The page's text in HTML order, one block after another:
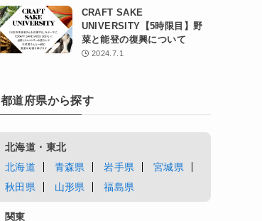
CRAFT SAKE
UNIVERSITY【5時限目】野
菜と能登の復興について
2024.7.1
都道府県から探す
北海道・東北
北海道
青森県 岩手県
宮城県
秋田県
山形県 福島県
関東